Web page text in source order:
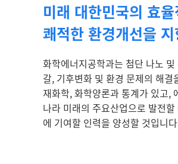
미래 대한민국의 효
쾌적한 환경개선을
화학에너지공학과는 첨단 나노
갈, 기후변화 및 환경 문제의 해
재화학, 화학양론과 통계가 있고,
나라 미래의 주요산업으로 발전
에 기여할 인력을 양성할 것입니